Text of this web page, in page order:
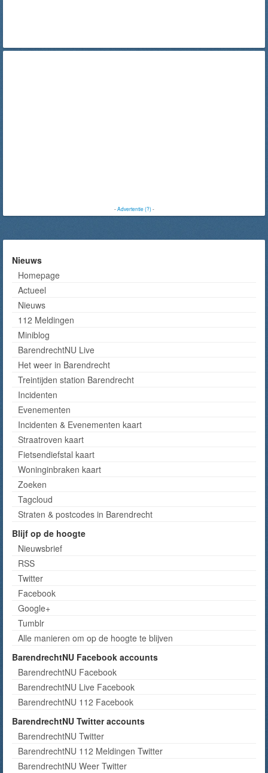
-Advertentie (?)-
Nieuws
Homepage
Actueel
Nieuws
112 Meldingen
Miniblog
BarendrechtNU Live
Het weer in Barendrecht
Treintijden station Barendrecht
Incidenten
Evenementen
Incidenten & Evenementen kaart
Straatroven kaart
Fietsendiefstal kaart
Woninginbraken kaart
Zoeken
Tagcloud
Straten & postcodes in Barendrecht
Blijf op de hoogte
Nieuwsbrief
RSS
Twitter
Facebook
Google+
Tumblr
Alle manieren om op de hoogte te blijven
BarendrechtNU Facebook accounts
BarendrechtNU Facebook
BarendrechtNU Live Facebook
BarendrechtNU 112 Facebook
BarendrechtNU Twitter accounts
BarendrechtNU Twitter
BarendrechtNU 112 Meldingen Twitter
BarendrechtNU Weer Twitter